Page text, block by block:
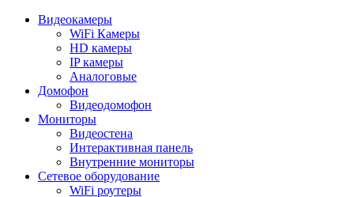
Видеокамеры
WiFi Камеры
HD камеры
IP камеры
Аналоговые
Домофон
Видеодомофон
Мониторы
Видеостена
Интерактивная панель
Внутренние мониторы
Сетевое оборудование
WiFi роутеры